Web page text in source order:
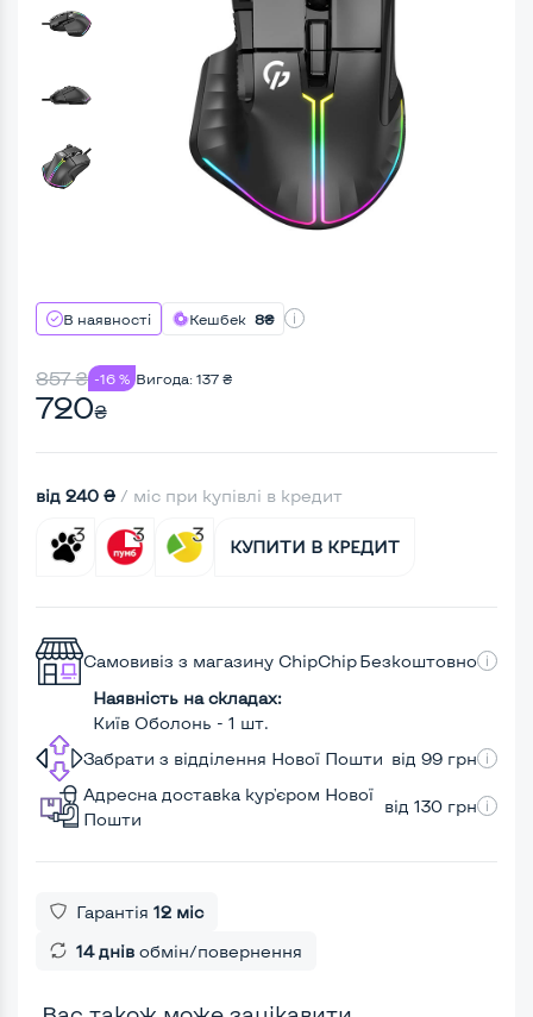
В наявності Кешбек 8₴
857₴ -16 % Вигода: 137 ₴
720₴
від 240 ₴ / міс при купівлі в кредит
КУПИТИ В КРЕДИТ
Самовивіз з магазину ChipChipБезкоштовно
Наявність на складах:
Київ Оболонь - 1 шт.
Забрати з відділення Нової Пошти від 99 грн
Адресна доставка кур'єром Нової
Пошти
від 130 грн
Гарантія 12 міс
14 днів обмін/повернення